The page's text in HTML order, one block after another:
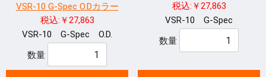
VSR-10 G-Spec O.Dカラー
税込:￥27,863
VSR-10 G-Spec O.D.
数量
税込:￥27,863
VSR-10 G-Spec
数量